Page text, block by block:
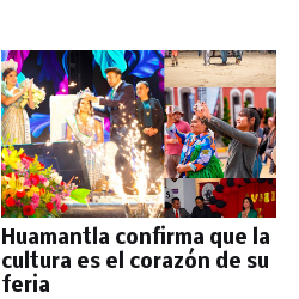
Huamantla confirma que la
cultura es el corazón de su
feria